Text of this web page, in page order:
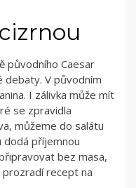
původního Caesar
debaty. V původním
I zálivka může mít
se zpravidla
můžeme do salátu
dodá příjemnou
bez masa,
prozradí recept na